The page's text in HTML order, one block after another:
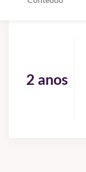
2 anos